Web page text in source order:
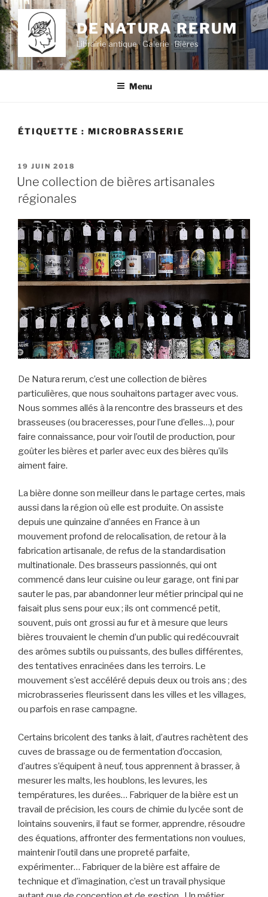
Aller
au
contenu
principal
DE NATURA RERUM
Librairie antique · Galerie · Bières
Menu
ÉTIQUETTE : MICROBRASSERIE
PUBLIÉ
LE
19 JUIN 2018
Une collection de bières artisanales
régionales
De Natura rerum, c’est une collection de bières
particulières, que nous souhaitons partager avec vous.
Nous sommes allés à la rencontre des brasseurs et des
brasseuses (ou braceresses, pour l’une d’elles…), pour
faire connaissance, pour voir l’outil de production, pour
goûter les bières et parler avec eux des bières qu’ils
aiment faire.
La bière donne son meilleur dans le partage certes, mais
aussi dans la région où elle est produite. On assiste
depuis une quinzaine d’années en France à un
mouvement profond de relocalisation, de retour à la
fabrication artisanale, de refus de la standardisation
multinationale. Des brasseurs passionnés, qui ont
commencé dans leur cuisine ou leur garage, ont fini par
sauter le pas, par abandonner leur métier principal qui ne
faisait plus sens pour eux ; ils ont commencé petit,
souvent, puis ont grossi au fur et à mesure que leurs
bières trouvaient le chemin d’un public qui redécouvrait
des arômes subtils ou puissants, des bulles différentes,
des tentatives enracinées dans les terroirs. Le
mouvement s’est accéléré depuis deux ou trois ans ; des
microbrasseries fleurissent dans les villes et les villages,
ou parfois en rase campagne.
Certains bricolent des tanks à lait, d’autres rachètent des
cuves de brassage ou de fermentation d’occasion,
d’autres s’équipent à neuf, tous apprennent à brasser, à
mesurer les malts, les houblons, les levures, les
températures, les durées… Fabriquer de la bière est un
travail de précision, les cours de chimie du lycée sont de
lointains souvenirs, il faut se former, apprendre, résoudre
des équations, affronter des fermentations non voulues,
maintenir l’outil dans une propreté parfaite,
expérimenter… Fabriquer de la bière est affaire de
technique et d’imagination, c’est un travail physique